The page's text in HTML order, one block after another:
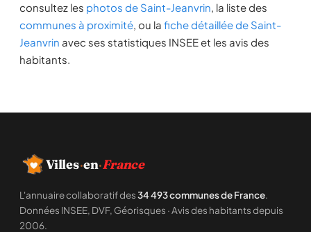
consultez les photos de Saint-Jeanvrin, la liste des
communes à proximité, ou la fiche détaillée de Saint-
Jeanvrin avec ses statistiques INSEE et les avis des
habitants.
Villes·en·France
L'annuaire collaboratif des34 493 communes de France.
Données INSEE, DVF, Géorisques · Avis des habitants depuis
2006.